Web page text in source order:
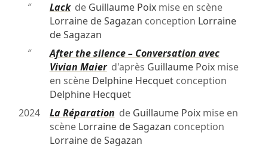
″
Lackde Guillaume Poixmise en scène
Lorraine de Sagazan conception Lorraine
de Sagazan
″
After the silence – Conversation avec
Vivian Maierd'après Guillaume Poixmise
en scène Delphine Hecquetconception
Delphine Hecquet
2024
La Réparation de Guillaume Poixmise en
scène Lorraine de Sagazan conception
Lorraine de Sagazan